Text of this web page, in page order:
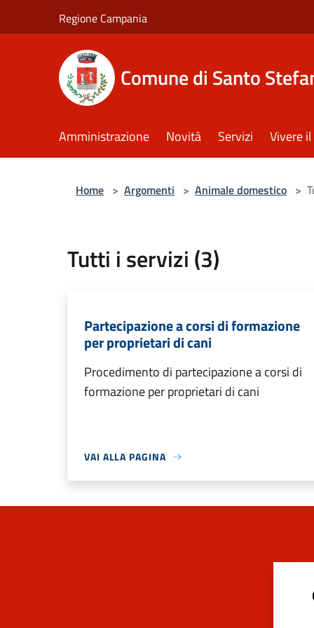
Regione Campania
Comune di Santo
Amministrazione Novità Servizi Vivere
Home > Argomenti > Animale domestico >
Tutti i servizi (3)
Partecipazione a corsi di formazione
per proprietari di cani
Procedimento di partecipazione a corsi di
formazione per proprietari di cani
VAI ALLA PAGINA